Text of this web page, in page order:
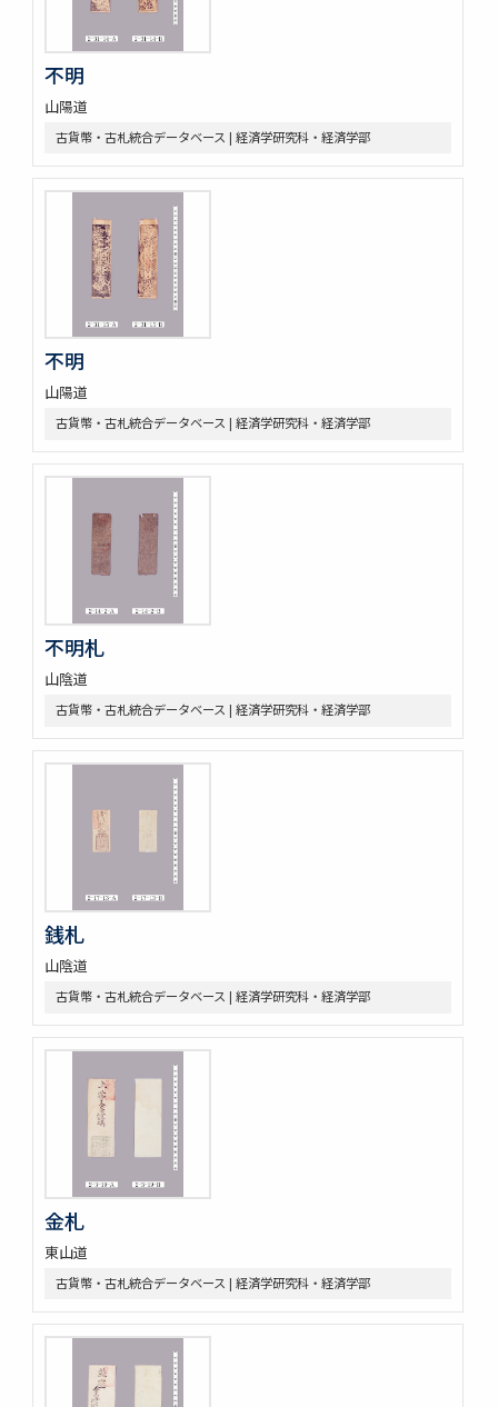
不明
山陽道
古貨幣・古札統合データベース | 経済学研究科・経済学部
不明
山陽道
古貨幣・古札統合データベース | 経済学研究科・経済学部
不明札
山陰道
古貨幣・古札統合データベース | 経済学研究科・経済学部
銭札
山陰道
古貨幣・古札統合データベース | 経済学研究科・経済学部
金札
東山道
古貨幣・古札統合データベース | 経済学研究科・経済学部